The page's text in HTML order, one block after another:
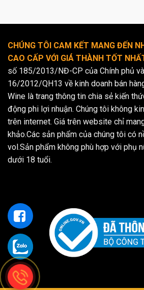
CHÚNG TÔI CAM KẾT MANG ĐẾN
CAO CẤP VỚI GIÁ THÀNH TỐT
số 185/2013/NĐ-CP của Chính phủ
16/2012/QH13 về kinh doanh bán
Wine là trang thông tin chia sẻ kiến
động phi lợi nhuận. Chúng tôi không
trên internet. Giá trên website chỉ
khảo.Các sản phẩm của chúng tôi có
vol.Sản phẩm không phù hợp với phụ
dưới 18 tuổi.